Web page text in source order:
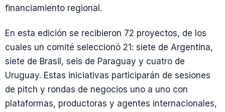
financiamiento regional.
En esta edición se recibieron 72 proyectos, de los
cuales un comité seleccionó 21: siete de Argentina,
siete de Brasil, seis de Paraguay y cuatro de
Uruguay. Estas iniciativas participarán de sesiones
de pitch y rondas de negocios uno a uno con
plataformas, productoras y agentes internacionales,